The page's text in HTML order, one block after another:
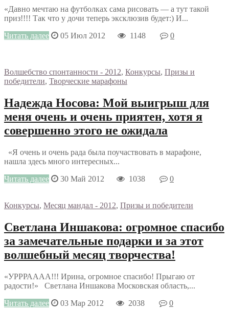
«Давно мечтаю на футболках сама рисовать — а тут такой
приз!!!! Так что у дочи теперь эксклюзив будет:) И...
Читать далее
05 Июл 2012 1148 0
Волшебство спонтанности - 2012, Конкурсы, Призы и
победители, Творческие марафоны
Надежда Носова: Мой выигрыш для
меня очень и очень приятен, хотя я
совершенно этого не ожидала
«Я очень и очень рада была поучаствовать в марафоне,
нашла здесь много интересных...
Читать далее
30 Май 2012 1038 0
Конкурсы, Месяц мандал - 2012, Призы и победители
Светлана Иншакова: огромное спасибо
за замечательные подарки и за этот
волшебный месяц творчества!
«УРРРАААА!!! Ирина, огромное спасибо! Прыгаю от
радости!» Светлана Иншакова Московская область,...
Читать далее
03 Мар 2012 2038 0